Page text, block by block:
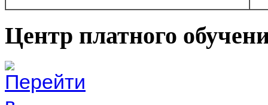
Центр платного